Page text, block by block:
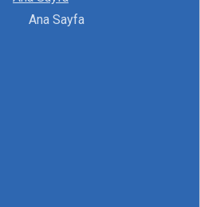
Ana Sayfa